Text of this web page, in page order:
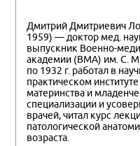
Дмитрий Дмитриевич
1959) — доктор мед.
выпускник Военно-
академии (ВМА) им. С.
по 1932 г. работал в
практическом
материнства и
специализации и
врачей, читал курс
патологической
возраста.